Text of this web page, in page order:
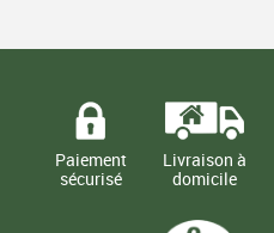
Paiement
sécurisé
Livraison à
domicile